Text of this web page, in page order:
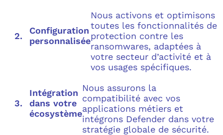
Configuration
personnalisée
Nous activons et optimisons
toutes les fonctionnalités de
protection contre les
ransomwares, adaptées à
votre secteur d’activité et à
vos usages spécifiques.
Intégration
dans votre
écosystème
Nous assurons la
compatibilité avec vos
applications métiers et
intégrons Defender dans votre
stratégie globale de sécurité.